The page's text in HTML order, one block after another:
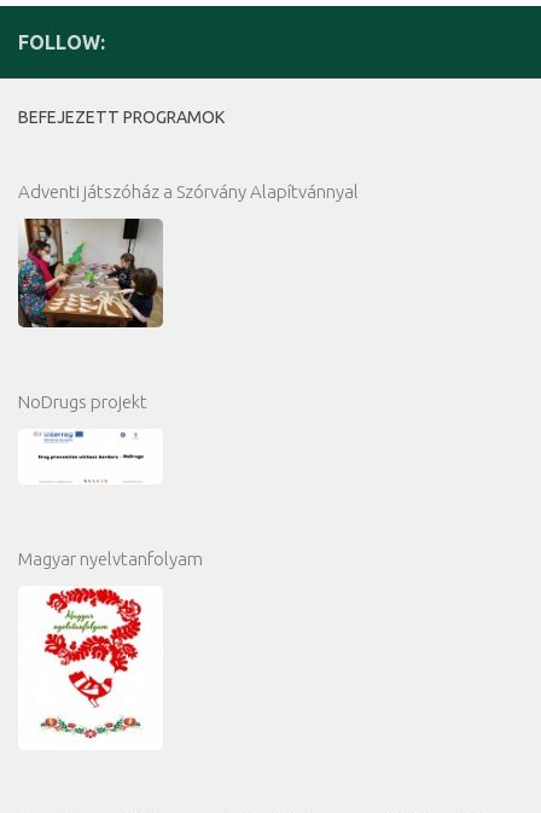
FOLLOW:
BEFEJEZETT PROGRAMOK
Adventi játszóház a Szórvány Alapítvánnyal
NoDrugs projekt
Magyar nyelvtanfolyam